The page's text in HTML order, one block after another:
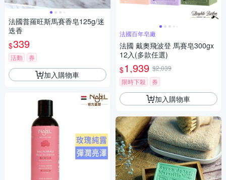
法國普羅旺斯馬賽香皂125g/迷
迭香
$339
活動 券
加入購物車
法國百年皂廠
法國 戴奧飛波登 馬賽皂300gx
12入(多款任選)
$1,939 $2,039
限時下殺
券
加入購物車